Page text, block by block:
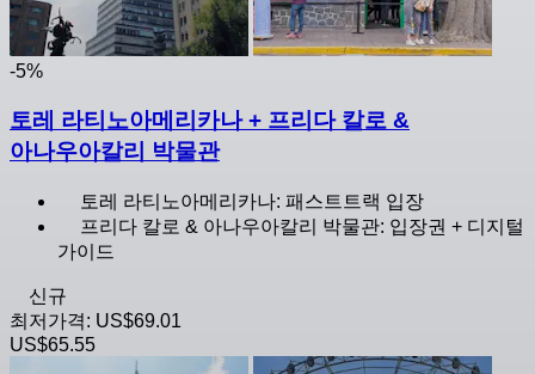
-5%
토레 라티노아메리카나 + 프리다 칼로 &
아나우아칼리 박물관
토레 라티노아메리카나: 패스트트랙 입장
프리다 칼로 & 아나우아칼리 박물관: 입장권 + 디지털
가이드
신규
최저가격: US$69.01
US$65.55